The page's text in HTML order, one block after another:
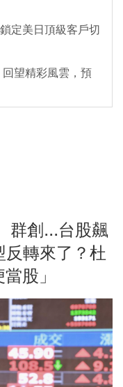
定美日頂級客戶切
望精彩風雲，預
群創...台股飆
轉來了？杜
股」